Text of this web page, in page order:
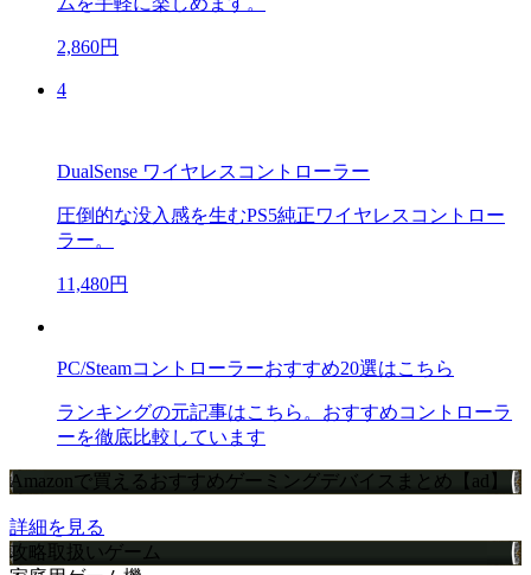
2,860円
4
DualSense ワイヤレスコントローラー
圧倒的な没入感を生むPS5純正ワイヤレスコントロー
ラー。
11,480円
PC/Steamコントローラーおすすめ20選はこちら
ランキングの元記事はこちら。おすすめコントローラ
ーを徹底比較しています
Amazonで買えるおすすめゲーミングデバイスまとめ【ad】
詳細を見る
攻略取扱いゲーム